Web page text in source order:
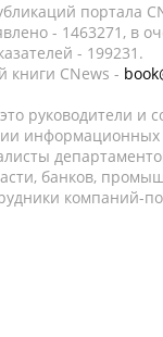
портала
- 1463271, в
- 199231.
книги CNews -
руководители и
банков,
компаний-